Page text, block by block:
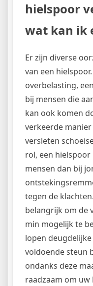
hielspoor
wat kan ik
Er zijn diverse
van een
overbelasting,
bij mensen die
kan ook komen
verkeerde
versleten
rol, een
mensen dan bij
tegen de
belangrijk om de
min mogelijk te
lopen
voldoende steun
ondanks deze
raadzaam om